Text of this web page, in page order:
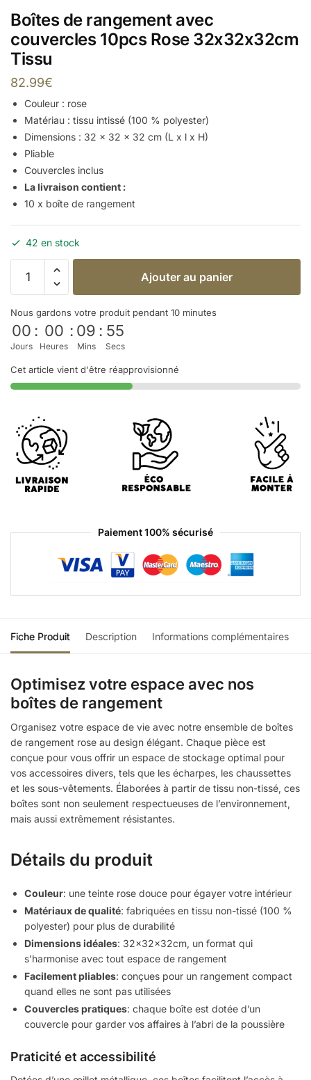
Boîtes de rangement avec
couvercles 10pcs Rose 32x32x32cm
Tissu
82.99€
Couleur : rose
Matériau : tissu intissé (100 % polyester)
Dimensions : 32 x 32 x 32 cm (L x l x H)
Pliable
Couvercles inclus
La livraison contient :
10 x boîte de rangement
42 en stock
Ajouter au panier
Nous gardons votre produit pendant 10 minutes
00
Jours
: 00
Heures
: 09
Mins
: 54
Secs
Cet article vient d'être réapprovisionné
Paiement 100% sécurisé
Fiche Produit Description Informations complémentaires
Optimisez votre espace avec nos
boîtes de rangement
Organisez votre espace de vie avec notre ensemble de boîtes
de rangement rose au design élégant. Chaque pièce est
conçue pour vous offrir un espace de stockage optimal pour
vos accessoires divers, tels que les écharpes, les chaussettes
et les sous-vêtements. Élaborées à partir de tissu non-tissé, ces
boîtes sont non seulement respectueuses de l’environnement,
mais aussi extrêmement résistantes.
Détails du produit
Couleur: une teinte rose douce pour égayer votre intérieur
Matériaux de qualité: fabriquées en tissu non-tissé (100 %
polyester) pour plus de durabilité
Dimensions idéales: 32x32x32cm, un format qui
s’harmonise avec tout espace de rangement
Facilement pliables: conçues pour un rangement compact
quand elles ne sont pas utilisées
Couvercles pratiques: chaque boîte est dotée d’un
couvercle pour garder vos affaires à l’abri de la poussière
Praticité et accessibilité